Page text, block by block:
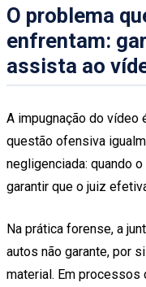
O problema
enfrentam:
assista ao
A impugnação do vídeo
questão ofensiva
negligenciada: quando
garantir que o juiz
Na prática forense, a
autos não garante, por
material. Em processos